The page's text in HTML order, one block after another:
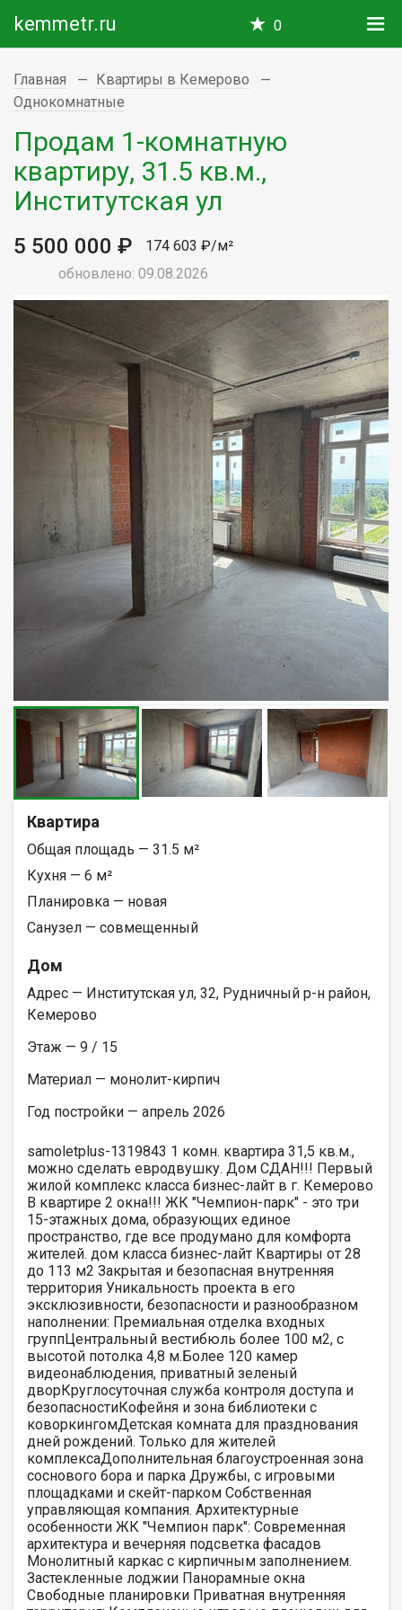
kemmetr.ru 0
Главная
Квартиры в Кемерово
Однокомнатные
Продам 1-комнатную
квартиру, 31.5 кв.м.,
Институтская ул
5 500 000 ₽
174 603 ₽/м²
обновлено: 09.08.2026
Квартира
Общая площадь — 31.5 м²
Кухня — 6 м²
Планировка — новая
Санузел — совмещенный
Дом
Адрес — Институтская ул, 32, Рудничный р-н район,
Кемерово
Этаж — 9 / 15
Материал — монолит-кирпич
Год постройки — апрель 2026
samoletplus-1319843 1 комн. квартира 31,5 кв.м.,
можно сделать евродвушку. Дом СДАН!!! Первый
жилой комплекс класса бизнес-лайт в г. Кемерово
В квартире 2 окна!!! ЖК "Чемпион-парк" - это три
15-этажных дома, образующих единое
пространство, где все продумано для комфорта
жителей. дом класса бизнес-лайт Квартиры от 28
до 113 м2 Закрытая и безопасная внутренняя
территория Уникальность проекта в его
эксклюзивности, безопасности и разнообразном
наполнении: Премиальная отделка входных
группЦентральный вестибюль более 100 м2, с
высотой потолка 4,8 м.Более 120 камер
видеонаблюдения, приватный зеленый
дворКруглосуточная служба контроля доступа и
безопасностиКофейня и зона библиотеки с
коворкингомДетская комната для празднования
дней рождений. Только для жителей
комплексаДополнительная благоустроенная зона
соснового бора и парка Дружбы, с игровыми
площадками и скейт-парком Собственная
управляющая компания. Архитектурные
особенности ЖК "Чемпион парк": Современная
архитектура и вечерняя подсветка фасадов
Монолитный каркас с кирпичным заполнением.
Застекленные лоджии Панорамные окна
Свободные планировки Приватная внутренняя